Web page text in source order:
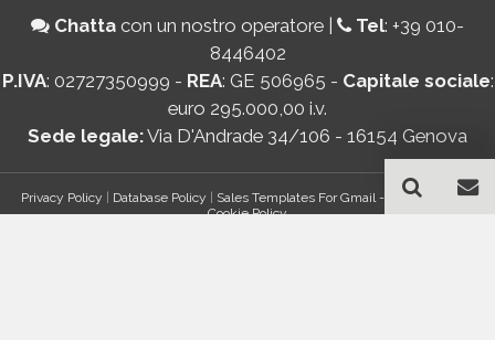
Chatta con un nostro operatore | Tel: +39 010-
8446402
P.IVA: 02727350999 - REA: GE 506965 - Capitale sociale:
euro 295.000,00 i.v.
Sede legale:Via D'Andrade 34/106 - 16154 Genova
Privacy Policy | Database Policy | Sales Templates For Gmail - AddOn Policy|
Cookie Policy